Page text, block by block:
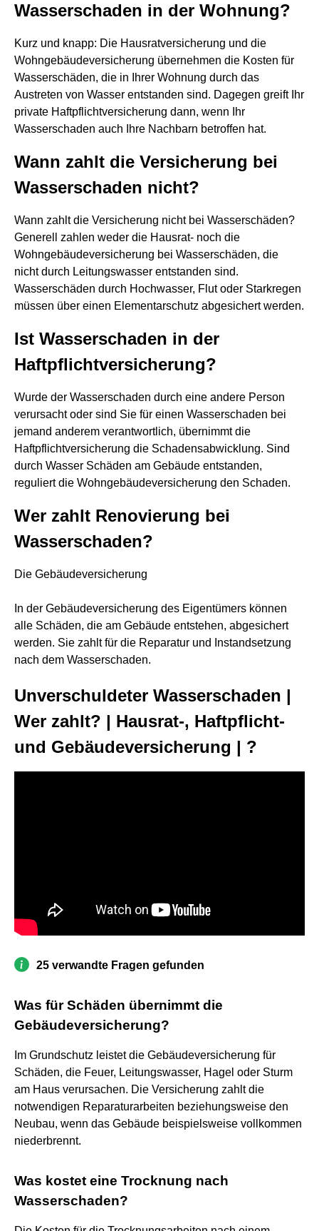
Wasserschaden in der Wohnung?
Kurz und knapp: Die Hausratversicherung und die
Wohngebäudeversicherung übernehmen die Kosten für
Wasserschäden, die in Ihrer Wohnung durch das
Austreten von Wasser entstanden sind. Dagegen greift Ihr
private Haftpflichtversicherung dann, wenn Ihr
Wasserschaden auch Ihre Nachbarn betroffen hat.
Wann zahlt die Versicherung bei
Wasserschaden nicht?
Wann zahlt die Versicherung nicht bei Wasserschäden?
Generell zahlen weder die Hausrat- noch die
Wohngebäudeversicherung bei Wasserschäden, die
nicht durch Leitungswasser entstanden sind.
Wasserschäden durch Hochwasser, Flut oder Starkregen
müssen über einen Elementarschutz abgesichert werden.
Ist Wasserschaden in der
Haftpflichtversicherung?
Wurde der Wasserschaden durch eine andere Person
verursacht oder sind Sie für einen Wasserschaden bei
jemand anderem verantwortlich, übernimmt die
Haftpflichtversicherung die Schadensabwicklung. Sind
durch Wasser Schäden am Gebäude entstanden,
reguliert die Wohngebäudeversicherung den Schaden.
Wer zahlt Renovierung bei
Wasserschaden?
Die Gebäudeversicherung
In der Gebäudeversicherung des Eigentümers können
alle Schäden, die am Gebäude entstehen, abgesichert
werden. Sie zahlt für die Reparatur und Instandsetzung
nach dem Wasserschaden.
Unverschuldeter Wasserschaden |
Wer zahlt? | Hausrat-, Haftpflicht-
und Gebäudeversicherung | ?
25 verwandte Fragen gefunden
Was für Schäden übernimmt die
Gebäudeversicherung?
Im Grundschutz leistet die Gebäudeversicherung für
Schäden, die Feuer, Leitungswasser, Hagel oder Sturm
am Haus verursachen. Die Versicherung zahlt die
notwendigen Reparaturarbeiten beziehungsweise den
Neubau, wenn das Gebäude beispielsweise vollkommen
niederbrennt.
Was kostet eine Trocknung nach
Wasserschaden?